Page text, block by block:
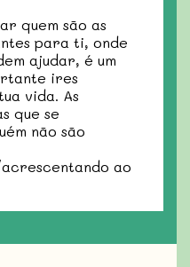
quem são as
para ti, onde
ajudar, é um
ires
vida. As
que se
não são
ao